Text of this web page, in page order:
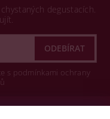
degustacích.
s podmínkami ochrany